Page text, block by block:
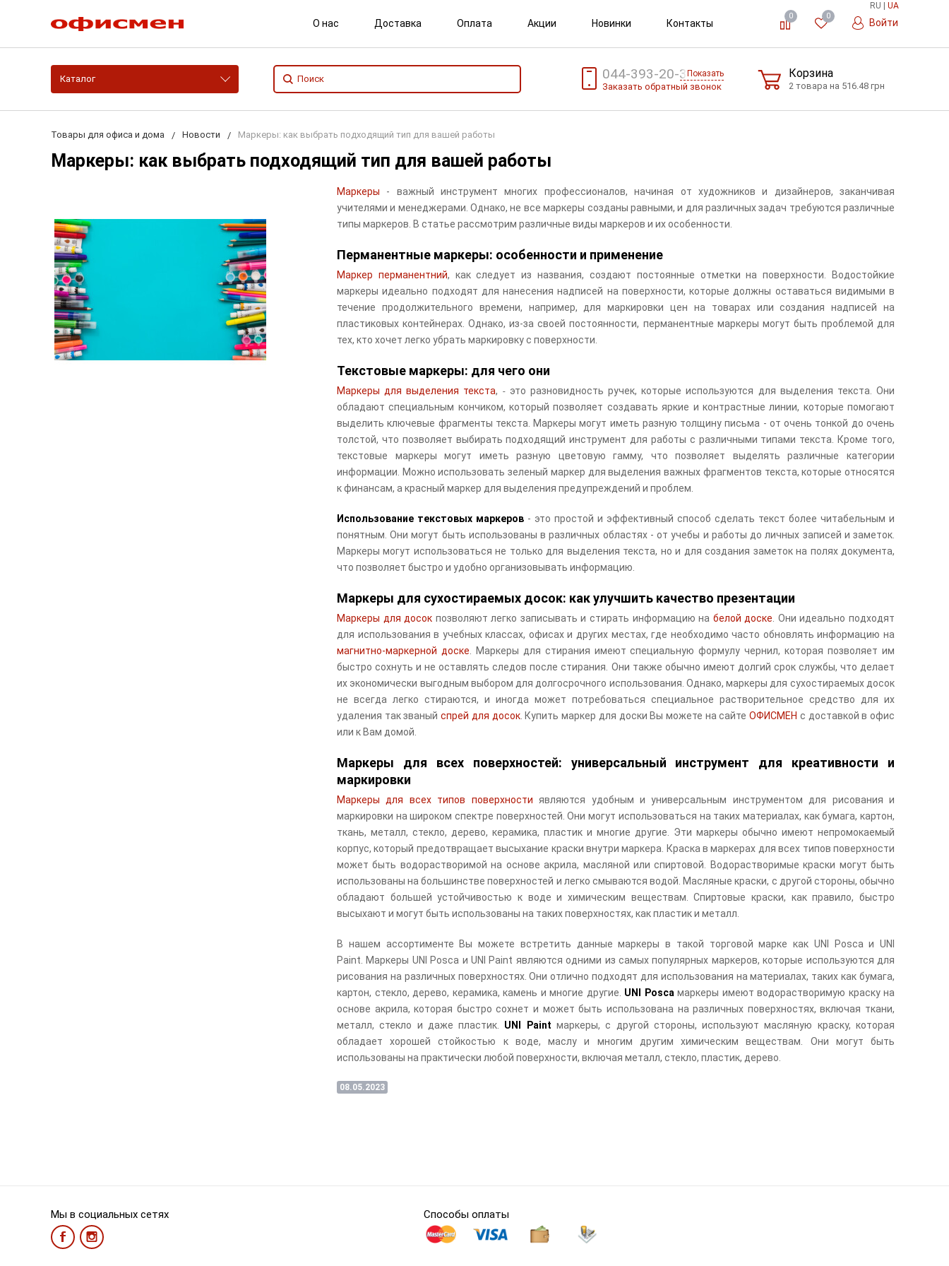
RU UA
О нас Доставка Оплата Акции Новинки Контакты
0 0
Войти
Каталог 044-393-20-36Показать
Заказать обратный звонок
Корзина
2 товара на 516.48 грн
Товары для офиса и дома Новости Маркеры: как выбрать подходящий тип для вашей работы
Маркеры: как выбрать подходящий тип для вашей работы
Маркеры - важный инструмент многих профессионалов, начиная от художников и дизайнеров, заканчивая
учителями и менеджерами. Однако, не все маркеры созданы равными, и для различных задач требуются различные
типы маркеров. В статье рассмотрим различные виды маркеров и их особенности.
Перманентные маркеры: особенности и применение
Маркер перманентний, как следует из названия, создают постоянные отметки на поверхности. Водостойкие
маркеры идеально подходят для нанесения надписей на поверхности, которые должны оставаться видимыми в
течение продолжительного времени, например, для маркировки цен на товарах или создания надписей на
пластиковых контейнерах. Однако, из-за своей постоянности, перманентные маркеры могут быть проблемой для
тех, кто хочет легко убрать маркировку с поверхности.
Текстовые маркеры: для чего они
Маркеры для выделения текста, - это разновидность ручек, которые используются для выделения текста. Они
обладают специальным кончиком, который позволяет создавать яркие и контрастные линии, которые помогают
выделить ключевые фрагменты текста. Маркеры могут иметь разную толщину письма - от очень тонкой до очень
толстой, что позволяет выбирать подходящий инструмент для работы с различными типами текста. Кроме того,
текстовые маркеры могут иметь разную цветовую гамму, что позволяет выделять различные категории
информации. Можно использовать зеленый маркер для выделения важных фрагментов текста, которые относятся
к финансам, а красный маркер для выделения предупреждений и проблем.
Использование текстовых маркеров - это простой и эффективный способ сделать текст более читабельным и
понятным. Они могут быть использованы в различных областях - от учебы и работы до личных записей и заметок.
Маркеры могут использоваться не только для выделения текста, но и для создания заметок на полях документа,
что позволяет быстро и удобно организовывать информацию.
Маркеры для сухостираемых досок: как улучшить качество презентации
Маркеры для досок позволяют легко записывать и стирать информацию на белой доске . Они идеально подходят
для использования в учебных классах, офисах и других местах, где необходимо часто обновлять информацию на
магнитно-маркерной доске . Маркеры для стирания имеют специальную формулу чернил, которая позволяет им
быстро сохнуть и не оставлять следов после стирания. Они также обычно имеют долгий срок службы, что делает
их экономически выгодным выбором для долгосрочного использования. Однако, маркеры для сухостираемых досок
не всегда легко стираются, и иногда может потребоваться специальное растворительное средство для их
удаления так званыйспрей для досок. Купить маркер для доски Вы можете на сайтеОФИСМЕН с доставкой в офис
или к Вам домой.
Маркеры для всех поверхностей: универсальный инструмент для креативности и
маркировки
Маркеры для всех типов поверхности являются удобным и универсальным инструментом для рисования и
маркировки на широком спектре поверхностей. Они могут использоваться на таких материалах, как бумага, картон,
ткань, металл, стекло, дерево, керамика, пластик и многие другие. Эти маркеры обычно имеют непромокаемый
корпус, который предотвращает высыхание краски внутри маркера. Краска в маркерах для всех типов поверхности
может быть водорастворимой на основе акрила, масляной или спиртовой. Водорастворимые краски могут быть
использованы на большинстве поверхностей и легко смываются водой. Масляные краски, с другой стороны, обычно
обладают большей устойчивостью к воде и химическим веществам. Спиртовые краски, как правило, быстро
высыхают и могут быть использованы на таких поверхностях, как пластик и металл.
В нашем ассортименте Вы можете встретить данные маркеры в такой торговой марке как UNI Posca и UNI
Paint. Маркеры UNI Posca и UNI Paint являются одними из самых популярных маркеров, которые используются для
рисования на различных поверхностях. Они отлично подходят для использования на материалах, таких как бумага,
картон, стекло, дерево, керамика, камень и многие другие. UNI Posca маркеры имеют водорастворимую краску на
основе акрила, которая быстро сохнет и может быть использована на различных поверхностях, включая ткани,
металл, стекло и даже пластик. UNI Paint маркеры, с другой стороны, используют масляную краску, которая
обладает хорошей стойкостью к воде, маслу и многим другим химическим веществам. Они могут быть
использованы на практически любой поверхности, включая металл, стекло, пластик, дерево.
08.05.2023
Мы в социальных сетях Способы оплаты